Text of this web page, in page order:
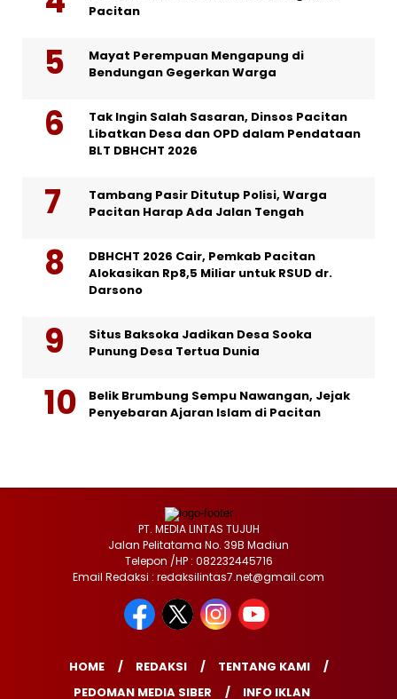
Pacitan
Mayat Perempuan Mengapung di
Bendungan Gegerkan Warga
Tak Ingin Salah Sasaran, Dinsos Pacitan
Libatkan Desa dan OPD dalam Pendataan
BLT DBHCHT 2026
Tambang Pasir Ditutup Polisi, Warga
Pacitan Harap Ada Jalan Tengah
DBHCHT 2026 Cair, Pemkab Pacitan
Alokasikan Rp8,5 Miliar untuk RSUD dr.
Darsono
Situs Baksoka Jadikan Desa Sooka
Punung Desa Tertua Dunia
Belik Brumbung Sempu Nawangan, Jejak
Penyebaran Ajaran Islam di Pacitan
PT. MEDIA LINTAS TUJUH
Jalan Pelitatama No. 39B Madiun
Telepon /HP : 082232445716
Email Redaksi : redaksilintas7.net@gmail.com
HOME REDAKSI
TENTANG KAMI
PEDOMAN MEDIA SIBER
INFO IKLAN